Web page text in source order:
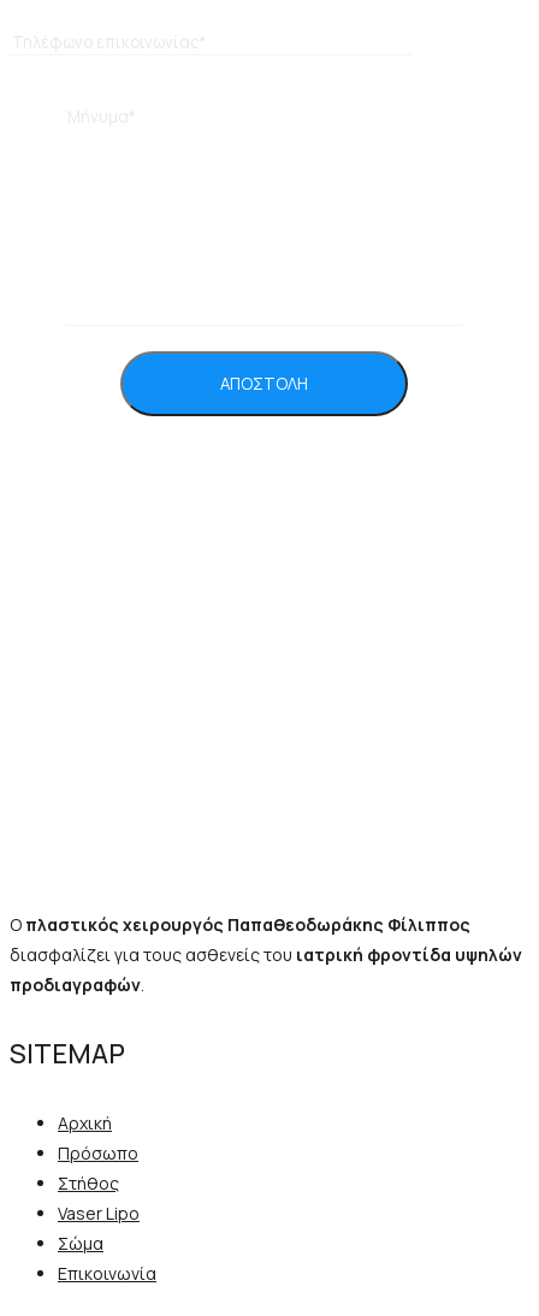
Ο πλαστικός χειρουργός Παπαθεοδωράκης Φίλιππος
διασφαλίζει για τους ασθενείς του ιατρική φροντίδα υψηλών
προδιαγραφών
SITEMAP
Αρχική
Πρόσωπο
Στήθος
Vaser Lipo
Σώμα
Επικοινωνία